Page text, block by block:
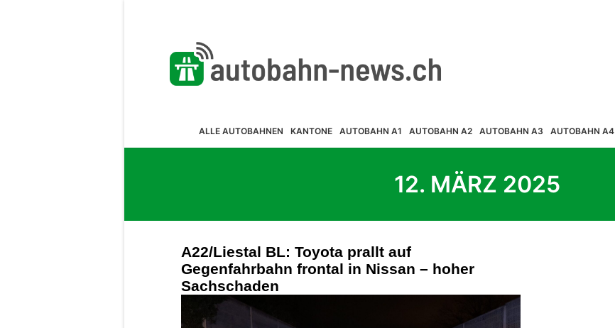
ALLE AUTOBAHNEN KANTONE AUTOBAHN A1 AUTOBAHN A2 AUTOBAHN A3 AUTOBAHN A4
12. MÄRZ 2025
A22/Liestal BL: Toyota prallt auf
Gegenfahrbahn frontal in Nissan – hoher
Sachschaden